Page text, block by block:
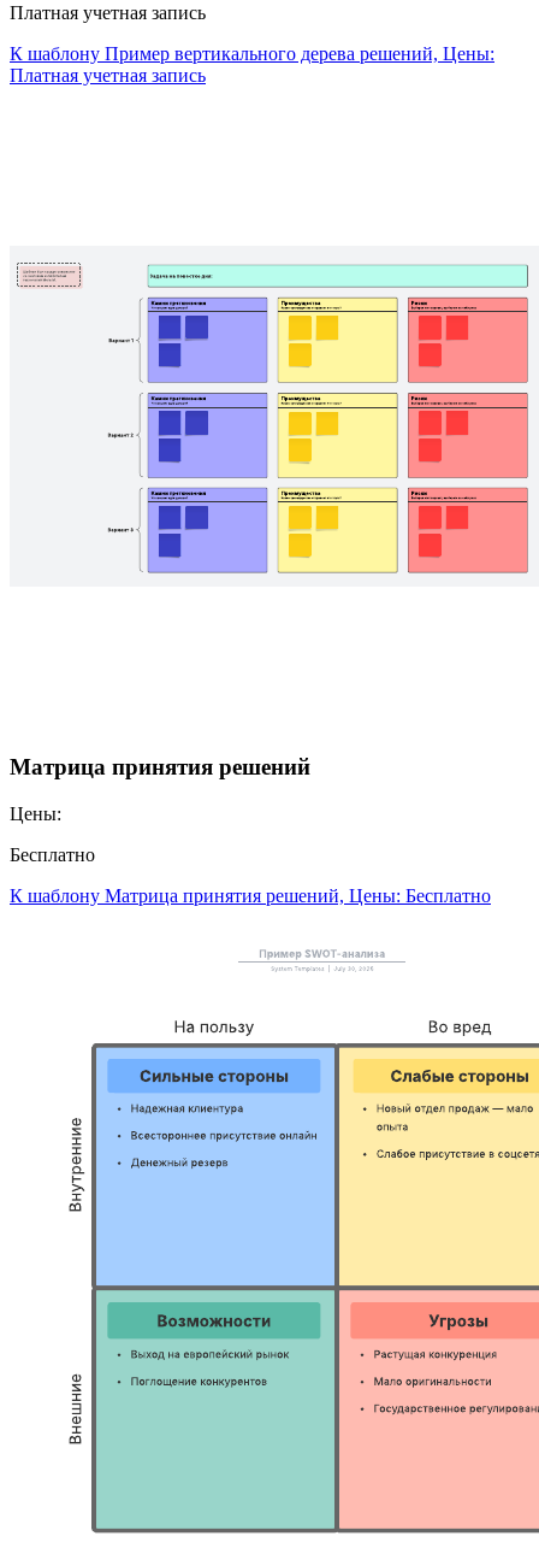
Платная учетная запись
К шаблону Пример вертикального дерева решений, Цены:
Платная учетная запись
Матрица принятия решений
Цены:
Бесплатно
К шаблону Матрица принятия решений, Цены: Бесплатно